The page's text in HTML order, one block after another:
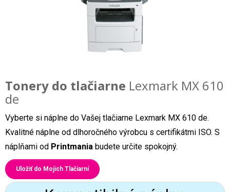
Tonery do tlačiarne Lexmark MX 610
de
Vyberte si náplne do Vašej tlačiarne Lexmark MX 610 de.
Kvalitné náplne od dlhoročného výrobcu s certifikátmi ISO. S
náplňami od Printmania budete určite spokojný.
Uložiť do Mojich Tlačiarní